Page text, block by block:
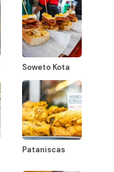
Soweto Kota
Pataniscas